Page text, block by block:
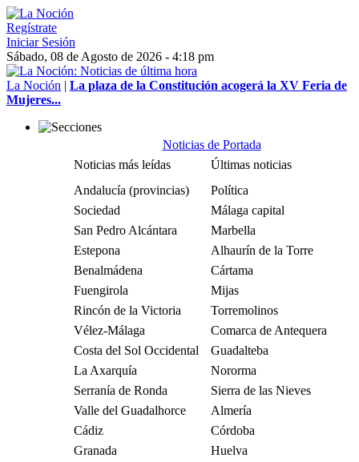
Regístrate
Iniciar Sesión
Sábado, 08 de Agosto de 2026 - 4:18 pm
La Noción | La plaza de la Constitución acogerá la XV Feria de
Mujeres...
Noticias de Portada
Noticias más leídas
Últimas noticias
Andalucía (provincias)
Política
Sociedad
Málaga capital
San Pedro Alcántara
Marbella
Estepona
Alhaurín de la Torre
Benalmádena
Cártama
Fuengirola
Mijas
Rincón de la Victoria
Torremolinos
Vélez-Málaga
Comarca de Antequera
Costa del Sol Occidental
Guadalteba
La Axarquía
Nororma
Serranía de Ronda
Sierra de las Nieves
Valle del Guadalhorce
Almería
Cádiz
Córdoba
Granada
Huelva